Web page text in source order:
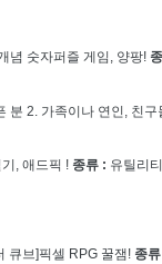
념 숫자퍼즐 게임, 양팡!
분 2. 가족이나 연인, 친
, 애드픽 ! 종류 : 유틸리티
큐브]픽셀 RPG 꿀잼! 종